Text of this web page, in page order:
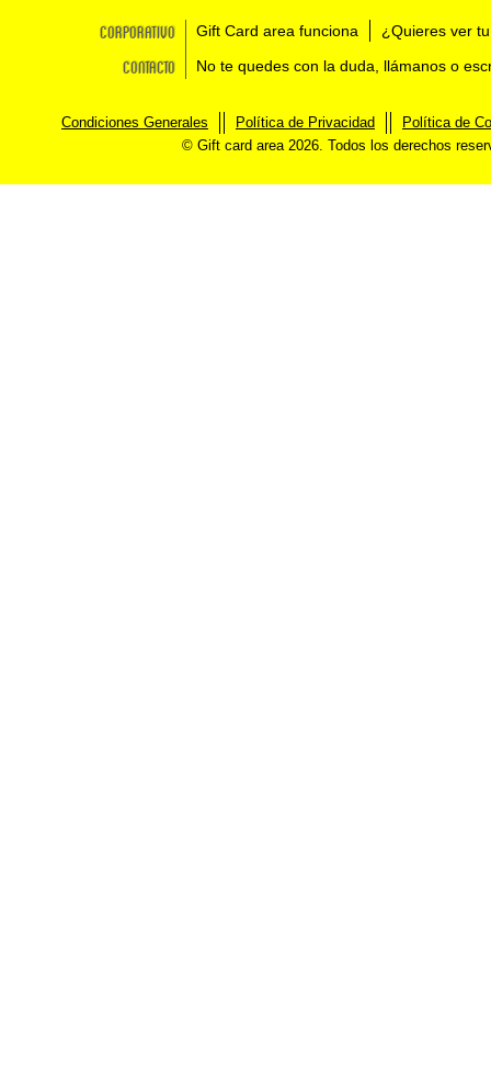
Corporativo Gift Card area funciona ¿Quieres ver
Contacto No te quedes con la duda, llámanos o
Condiciones Generales Política de Privacidad
Política de
© Gift card area 2026. Todos los derechos